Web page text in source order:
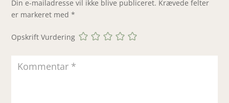
Din e-mailadresse vil ikke blive publiceret. Krævede felter
er markeret med*
Opskrift Vurdering